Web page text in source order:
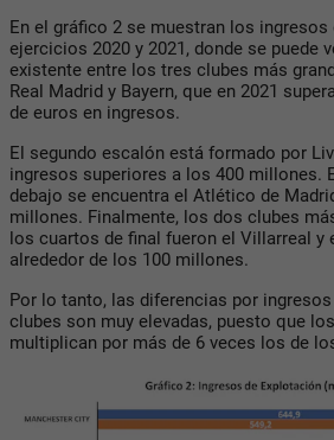
En el gráfico 2 se muestran los
ejercicios 2020 y 2021, donde se puede
existente entre los tres clubes más
Real Madrid y Bayern, que en 2021
de euros en ingresos.
El segundo escalón está formado por
ingresos superiores a los 400 millones.
debajo se encuentra el Atlético de
millones. Finalmente, los dos clubes
los cuartos de final fueron el Villarreal y
alrededor de los 100 millones.
Por lo tanto, las diferencias por
clubes son muy elevadas, puesto que
multiplican por más de 6 veces los de